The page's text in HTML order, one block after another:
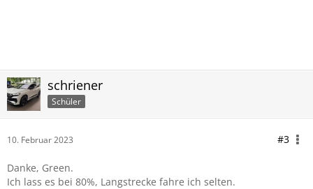
schriener
Schüler
10. Februar 2023 #3
Danke, Green.
Ich lass es bei 80%, Langstrecke fahre ich selten.